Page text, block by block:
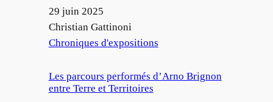
Date
29 juin 2025
Auteur
Christian Gattinoni
Par rapport à
Chroniques d'expositions
Les parcours performés d’Arno Brignon
entre Terre et Territoires